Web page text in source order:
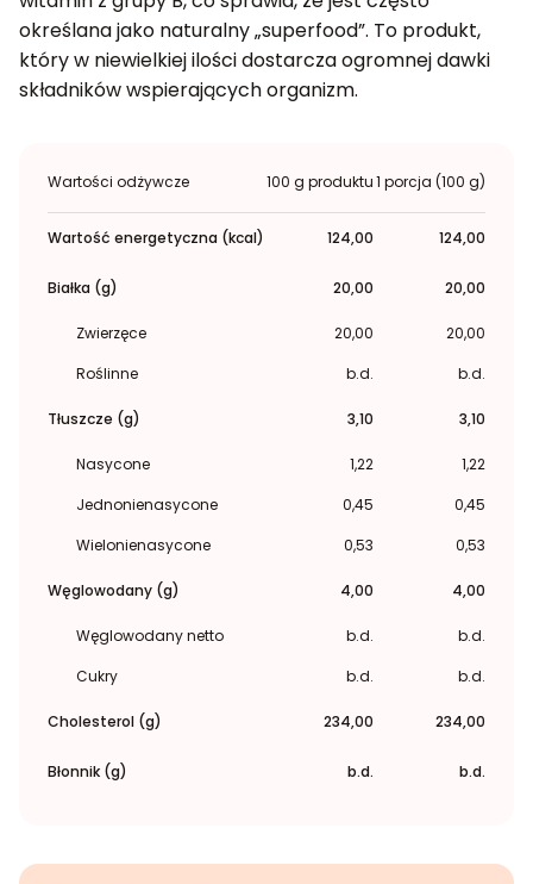
określana jako naturalny „superfood”. To produkt,
który w niewielkiej ilości dostarcza ogromnej dawki
składników wspierających organizm.
Wartości odżywcze 100 g produktu1 porcja (100 g)
Wartość energetyczna (kcal) 124,00 124,00
Białka (g) 20,00 20,00
Zwierzęce 20,00
20,00
Roślinne
b.d. b.d.
Tłuszcze (g) 3,10 3,10
Nasycone 1,22
1,22
Jednonienasycone
0,45
0,45
Wielonienasycone
0,53 0,53
Węglowodany (g) 4,00 4,00
Węglowodany netto b.d.
b.d.
Cukry
b.d. b.d.
Cholesterol (g) 234,00 234,00
Błonnik (g) b.d. b.d.